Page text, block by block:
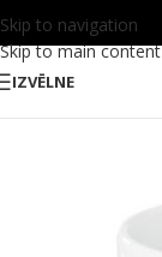
Skip to navigation
Skip to main content
IZVĒLNE
Sākums/